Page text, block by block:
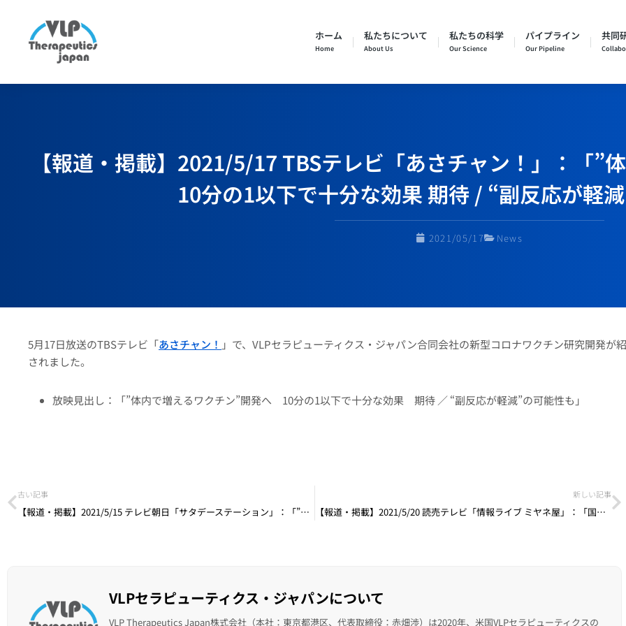
ホーム
Home
私たちについて
About Us
私たちの科学
Our Science
パイプライン
Our Pipeline
共同
【報道・掲載】2021/5/17 TBSテレビ「あさチャン！」：「
10分の1以下で十分な効果 期待 / “副反応が軽
2021/05/17 News
5月17日放送のTBSテレビ「あさチャン！ 」で、VLPセラピューティクス・ジャパン合同会社の新型コロナワクチン研究開発が
されました。
放映見出し：「”体内で増えるワクチン”開発へ 10分の1以下で十分な効果 期待 ／ “副反応が軽減”の可能性も」
古い記事
【報道・掲載】2021/5/15 テレビ朝日「サタデーステーション」：「”国産”の次世代ワクチン 少量接種も”コピー機能”で…」
新しい記事
【報道・掲載】2021/5/20 読売テレビ「情報ライブ ミヤネ屋」：「国産ワクチン”増殖型”も／摂取量10分の1以下に／国内6つの機関と共同研究開発／VLPセラピューティクス・ジャパン社」
VLPセラピューティクス・ジャパンについて
VLP Therapeutics Japan株式会社（本社：東京都港区、代表取締役：赤畑渉）は2020年、米国VLPセラピューティクスの